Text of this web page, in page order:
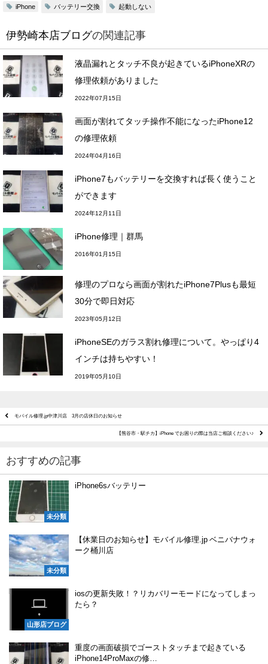
iPhone バッテリー交換 起動しない
伊勢崎本店ブログの関連記事
液晶漏れとタッチ不良が起きているiPhoneXRの
修理依頼がありました
2022年07月15日
画面が割れてタッチ操作不能になったiPhone12
の修理依頼
2024年04月16日
iPhone7もバッテリーを交換すれば長く使うこと
ができます
2024年12月11日
iPhone修理｜群馬
2016年01月15日
修理のプロなら画面が割れたiPhone7Plusも最短
30分で即日対応
2023年05月12日
iPhoneSEのガラス割れ修理について。やっぱり4
インチは持ちやすい！
2019年05月10日
モバイル修理.jp中津川店 3月の店休日のお知らせ
【熊谷市・駅チカ】iPhone でお困りの際は当店ご相談ください♪
おすすめの記事
未分類
iPhone6sバッテリー
未分類
【休業日のお知らせ】モバイル修理.jp ベニバナウォ
ーク桶川店
山形店ブログ
iosの更新失敗！？リカバリーモードになってしまっ
たら？
重度の画面破損でゴーストタッチまで起きている
iPhone14ProMaxの修…